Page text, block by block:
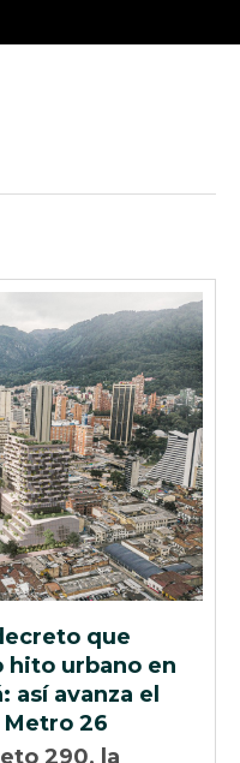
que
hito urbano en
así avanza el
Metro 26
290, la